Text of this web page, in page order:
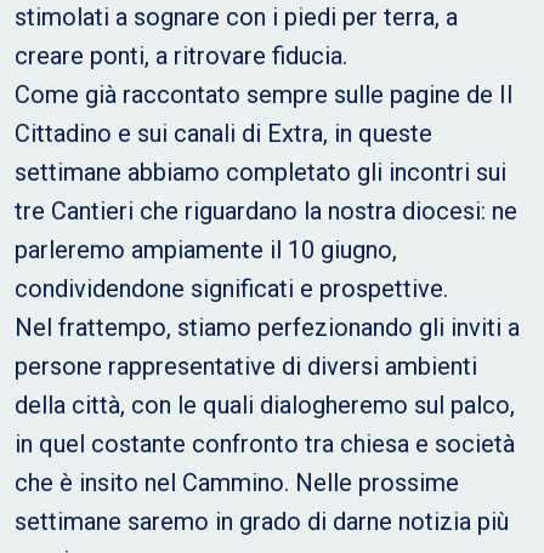
stimolati a sognare con i piedi per terra, a
creare ponti, a ritrovare fiducia.
Come già raccontato sempre sulle pagine de Il
Cittadino e sui canali di Extra, in queste
settimane abbiamo completato gli incontri sui
tre Cantieri che riguardano la nostra diocesi: ne
parleremo ampiamente il 10 giugno,
condividendone significati e prospettive.
Nel frattempo, stiamo perfezionando gli inviti a
persone rappresentative di diversi ambienti
della città, con le quali dialogheremo sul palco,
in quel costante confronto tra chiesa e società
che è insito nel Cammino. Nelle prossime
settimane saremo in grado di darne notizia più